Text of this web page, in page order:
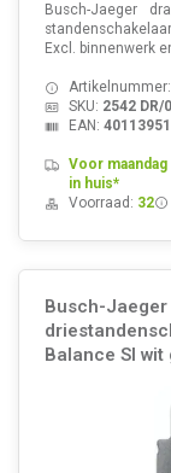
Busch-Jaeger
Excl. binnenwerk
Artikelnummer:
SKU: 2542 DR/
EAN:
Voor
in huis*
Voorraad: 32
Busch-Jaeger
Balance SI wit